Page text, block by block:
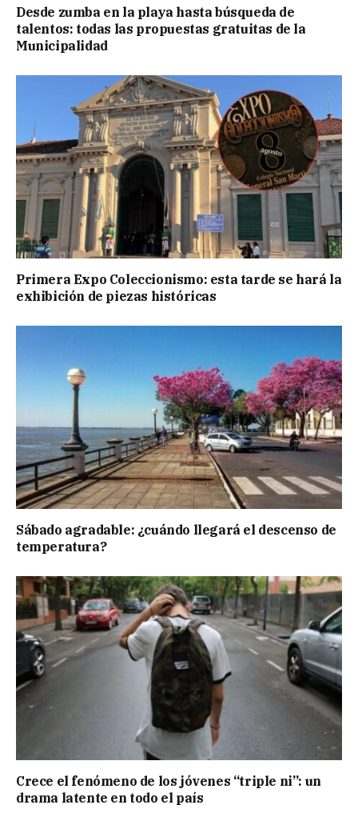
Desde zumba en la playa hasta búsqueda de
talentos: todas las propuestas gratuitas de la
Municipalidad
Primera Expo Coleccionismo: esta tarde se hará la
exhibición de piezas históricas
Sábado agradable: ¿cuándo llegará el descenso de
temperatura?
Crece el fenómeno de los jóvenes “triple ni”: un
drama latente en todo el país